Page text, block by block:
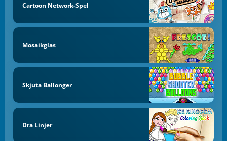
Cartoon Network-Spel
Mosaikglas
Skjuta Ballonger
Dra Linjer